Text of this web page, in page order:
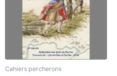
Cahiers percherons